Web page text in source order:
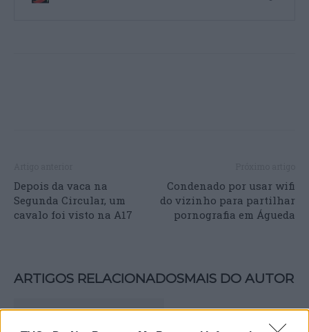
Depois da vaca na
Segunda Circular, um
cavalo foi visto na A17
Condenado por usar wifi
do vizinho para partilhar
pornografia em Águeda
ARTIGOS RELACIONADOSMAIS DO AUTOR